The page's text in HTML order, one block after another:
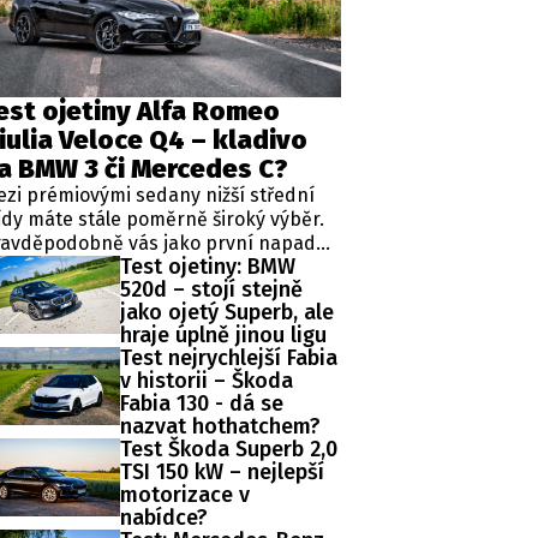
ojetiny Alfa Romeo
Veloce Q4 – kladivo
BMW 3 či Mercedes C?
prémiovými sedany nižší střední
máte stále poměrně široký výběr.
vás jako první napadne
trojice v podobě BMW řady 3,
Benz třídy C a Audi A4. Jsou to
auta, která nabídnou velmi dobré
technologie i komfort, ale u
motorizací často postrádají
důležitou věc – emoce. Pokud ale
auto, které nebude jen
dopravním prostředkem,
při každém nastartování vám
úsměv na tváři, možná by vás
zajímat Alfa Romeo Giulia.
Test ojetiny: BMW
520d – stojí stejně
jako ojetý Superb, ale
hraje úplně jinou ligu
Test nejrychlejší Fabia
v historii – Škoda
Fabia 130 - dá se
nazvat hothatchem?
Test Škoda Superb 2,0
TSI 150 kW – nejlepší
motorizace v
nabídce?